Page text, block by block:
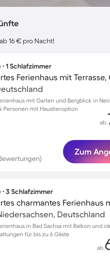
16 € pro Nacht!
∙ 1 Schlafzimmer
mit Garten und Bergblick in
Personen mit Haustieroption
ab
Zum
∙ 3 Schlafzimmer
Deutschland
in Bad Sachsa mit Balkon und
für bis zu 6 Gäste
ab